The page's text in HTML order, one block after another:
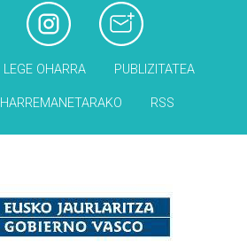
LEGE OHARRA PUBLIZITATEA
HARREMANETARAKO RSS